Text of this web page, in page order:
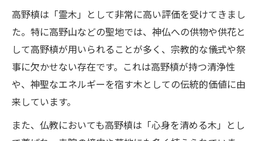
高野槙は「霊木」として非常に高い評価を受けてきまし
た。特に高野山などの聖地では、神仏への供物や供花と
して高野槙が用いられることが多く、宗教的な儀式や祭
事に欠かせない存在です。これは高野槙が持つ清浄性
や、神聖なエネルギーを宿す木としての伝統的価値に由
来しています。
また、仏教においても高野槙は「心身を清める木」とし